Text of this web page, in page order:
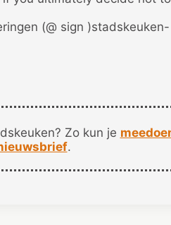
(@ sign )stadskeuken-
Zo kun je
.